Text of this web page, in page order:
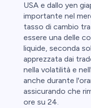
USA e dallo yen
importante nel
tasso di cambio
essere una delle
liquide, seconda
apprezzata dai
nella volatilità e
anche durante
assicurando che
ore su 24.